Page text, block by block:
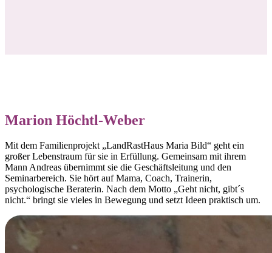
Marion Höchtl-Weber
Mit dem Familienprojekt „LandRastHaus Maria Bild“ geht ein
großer Lebenstraum für sie in Erfüllung. Gemeinsam mit ihrem
Mann Andreas übernimmt sie die Geschäftsleitung und den
Seminarbereich. Sie hört auf Mama, Coach, Trainerin,
psychologische Beraterin. Nach dem Motto „Geht nicht, gibt´s
nicht.“ bringt sie vieles in Bewegung und setzt Ideen praktisch um.